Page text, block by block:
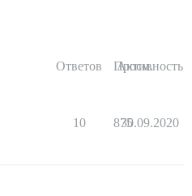
Ответов Просм.
Активность
10 875
30.09.2020